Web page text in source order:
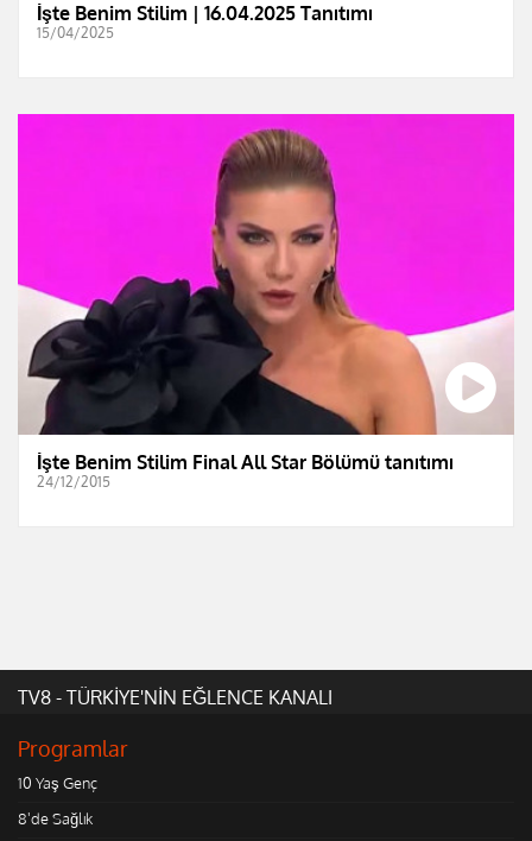
İşte Benim Stilim | 16.04.2025 Tanıtımı
15/04/2025
İşte Benim Stilim Final All Star Bölümü tanıtımı
24/12/2015
TV8 - TÜRKİYE'NİN EĞLENCE KANALI
Programlar
10 Yaş Genç
8'de Sağlık